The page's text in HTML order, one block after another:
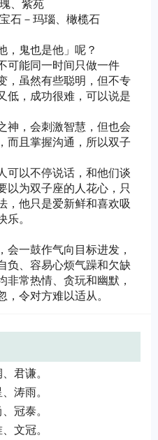
、紫苑
石－玛瑙、橄榄石
，鬼也是他」呢？
可能同一时间只做一件
，虽然有些聪明，但不专
低，成功很难，可以说是
神，会刺激智慧，但也会
而且掌握沟通，所以双子
可以不停说话，和他们谈
以为双子座的人花心，只
，他只是爱新鲜和喜欢吸
。
一鼓作气向目标进发，
负、容易心烦气躁和欠缺
常热情、贪玩和幽默，
令对方难以适从。
君谦。
涛雨。
冠泰。
文冠。